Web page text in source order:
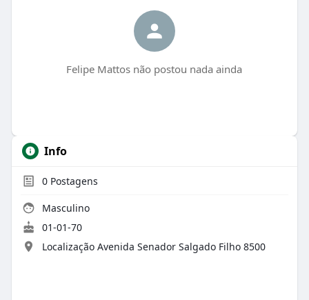
Felipe Mattos não postou nada ainda
Info
0Postagens
Masculino
01-01-70
Localização Avenida Senador Salgado Filho 8500